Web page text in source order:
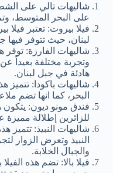
شاليهات تالي على
على البحر المتوسط،
فيلا بيروت: تعتبر
لبنان، حيث تتوفر فيها
شاليهات الفارزة: توفر
وتجربة مختلفة بعيداً
هادئة في جبل لبنان.
شاليهات باكودا: تتميز
البحر، كما انها تضم
للزائرين إطلالة مميزة
شاليهات النبيذ: تتميز
النبيذ وتعرض الزوار
والجبال الخلابة.
فيلا بالا: تضم هذه